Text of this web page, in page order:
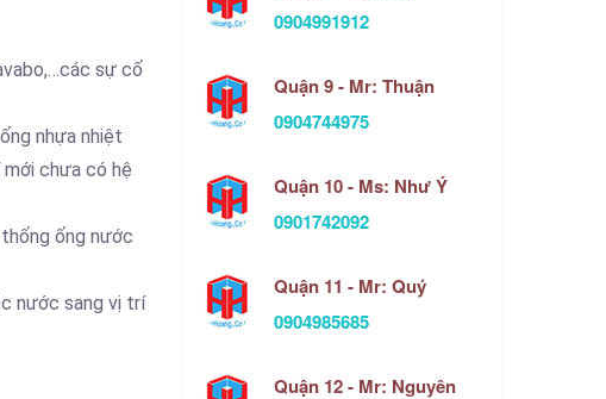
sự cố
nhựa nhiệt
chưa có hệ
ống nước
nước sang vị trí
0904991912
Quận 9 - Mr: Thuận
0904744975
Quận 10 - Ms: Như Ý
0901742092
Quận 11 - Mr: Quý
0904985685
Quận 12 - Mr: Nguyên